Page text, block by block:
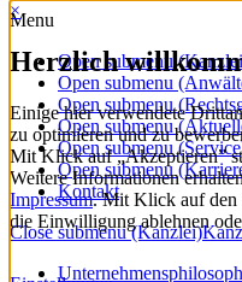
Menu
Open submenu
Open submenu
Open submenu
Open submenu
Open submenu
Open submenu
Kontakt
Close submenu (Kanzlei)
×
Herzlich
Einige hier verwendete
zu optimieren und zu
Mit Klick auf „Akzeptieren”
Weitere Informationen
Impressum. Mit Klick auf den
die Einwilligung ablehnen